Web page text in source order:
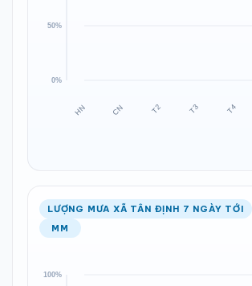
LƯỢNG MƯA XÃ TÂN ĐỊNH 7 NGÀY TỚI
MM